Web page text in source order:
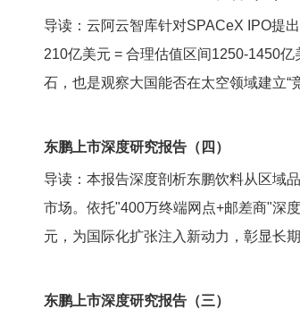
导读：云阿云智库针对SPACeX IPO提
210亿美元 = 合理估值区间1250-1450
石，也是观察大国能否在太空领域建立“
东鹏上市深度研究报告（四）
导读：本报告深度剖析东鹏饮料从区域
市场。依托"400万终端网点+邮差商"深
元，为国际化扩张注入新动力，彰显长
东鹏上市深度研究报告（三）